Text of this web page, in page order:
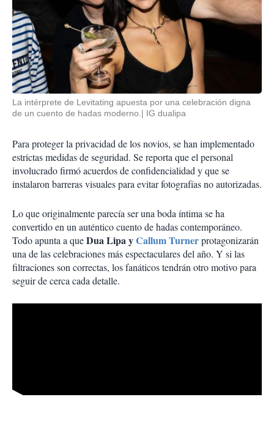
La intérprete de Levitating apuesta por una celebración digna
de un cuento de hadas moderno.| IG dualipa
Para proteger la privacidad de los novios, se han implementado
estrictas medidas de seguridad. Se reporta que el personal
involucrado firmó acuerdos de confidencialidad y que se
instalaron barreras visuales para evitar fotografías no autorizadas.
Lo que originalmente parecía ser una boda íntima se ha
convertido en un auténtico cuento de hadas contemporáneo.
Todo apunta a queDua Lipa yCallum Turnerprotagonizarán
una de las celebraciones más espectaculares del año. Y si las
filtraciones son correctas, los fanáticos tendrán otro motivo para
seguir de cerca cada detalle.